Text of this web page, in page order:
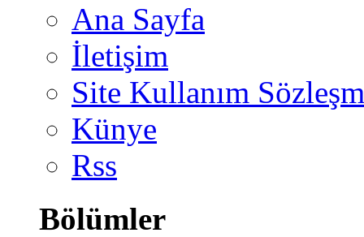
Ana Sayfa
İletişim
Site Kullanım
Künye
Rss
Bölümler